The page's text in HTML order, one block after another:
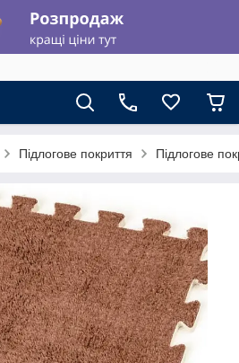
Підлогове покриття Підлогове